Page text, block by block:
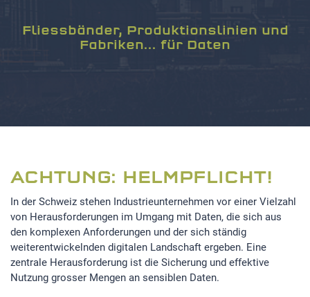
Fliessbänder, Produktionslinien und
Fabriken... für Daten
ACHTUNG: HELMPFLICHT!
In der Schweiz stehen Industrieunternehmen vor einer Vielzahl
von Herausforderungen im Umgang mit Daten, die sich aus
den komplexen Anforderungen und der sich ständig
weiterentwickelnden digitalen Landschaft ergeben. Eine
zentrale Herausforderung ist die Sicherung und effektive
Nutzung grosser Mengen an sensiblen Daten.